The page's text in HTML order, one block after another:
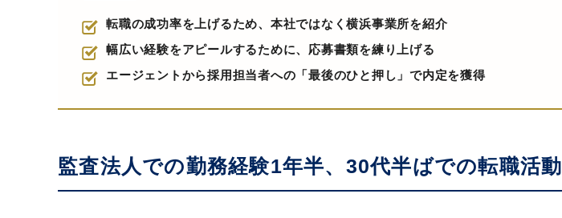
転職の成功率を上げるため、本社ではなく横浜事業所を紹介
幅広い経験をアピールするために、応募書類を練り上げる
エージェントから採用担当者への「最後のひと押し」で内定を獲得
監査法人での勤務経験1年半、30代半ばでの転職活動